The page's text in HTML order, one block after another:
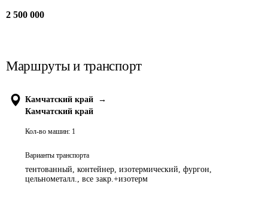
2 500 000
Маршруты и транспорт
Камчатский край
→
Камчатский край
Кол-во машин: 1
Варианты транспорта
тентованный, контейнер, изотермический, фургон,
цельнометалл., все закр.+изотерм